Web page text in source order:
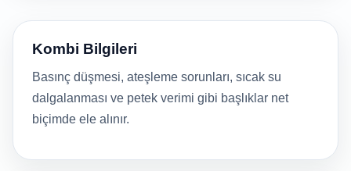
Kombi Bilgileri
Basınç düşmesi, ateşleme sorunları, sıcak su
dalgalanması ve petek verimi gibi başlıklar net
biçimde ele alınır.